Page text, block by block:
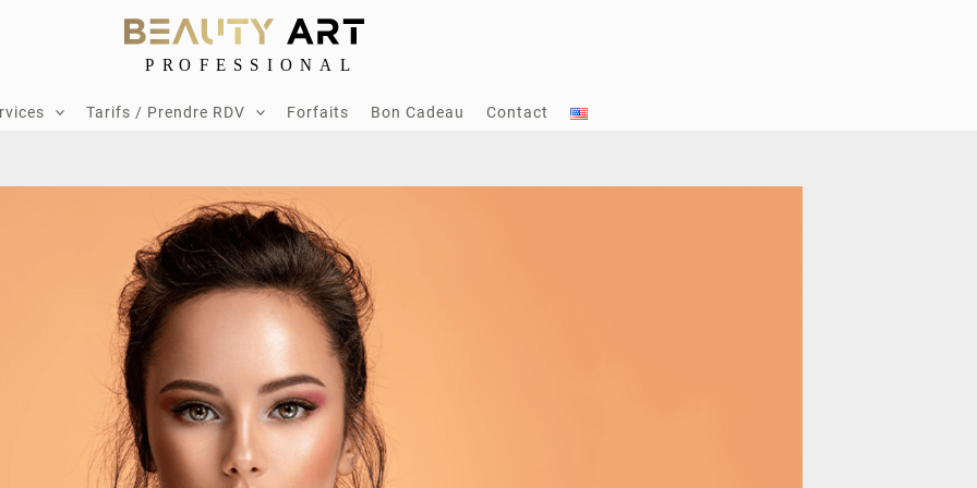
Tarifs / Prendre RDV Forfaits Bon Cadeau Contact